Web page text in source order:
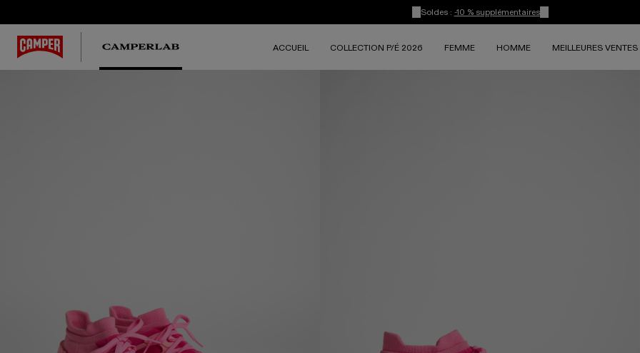
Soldes : -10 % supplémentaires
ACCUEIL COLLECTION P/É 2026 FEMME HOMME MEILLEURES VENTES